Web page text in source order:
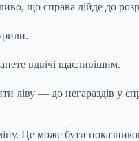
що справа дійде до
вдвічі щасливішим.
ліву — до негараздів у
Це може бути